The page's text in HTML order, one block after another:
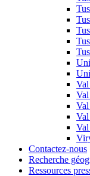
Contactez-nous
Recherche
Ressources